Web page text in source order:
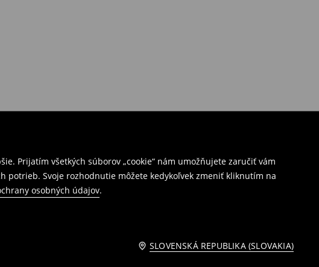
Prijatím všetkých súborov „cookie“ nám umožňujete zaručiť vám
potrieb. Svoje rozhodnutie môžete kedykoľvek zmeniť kliknutím na
osobných údajov.
SLOVENSKÁ REPUBLIKA (SLOVAKIA)